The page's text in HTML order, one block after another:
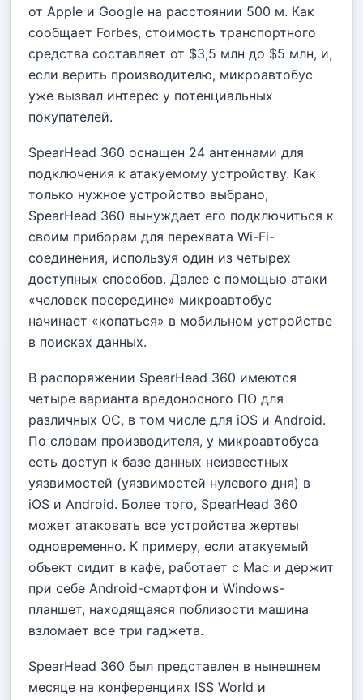
от Apple и Google на расстоянии 500 м. Как
сообщает Forbes, стоимость транспортного
средства составляет от $3,5 млн до $5 млн, и,
если верить производителю, микроавтобус
уже вызвал интерес у потенциальных
покупателей.
SpearHead 360 оснащен 24 антеннами для
подключения к атакуемому устройству. Как
только нужное устройство выбрано,
SpearHead 360 вынуждает его подключиться к
своим приборам для перехвата Wi-Fi-
соединения, используя один из четырех
доступных способов. Далее с помощью атаки
«человек посередине» микроавтобус
начинает «копаться» в мобильном устройстве
в поисках данных.
В распоряжении SpearHead 360 имеются
четыре варианта вредоносного ПО для
различных ОС, в том числе для iOS и Android.
По словам производителя, у микроавтобуса
есть доступ к базе данных неизвестных
уязвимостей (уязвимостей нулевого дня) в
iOS и Android. Более того, SpearHead 360
может атаковать все устройства жертвы
одновременно. К примеру, если атакуемый
объект сидит в кафе, работает с Mac и держит
при себе Android-смартфон и Windows-
планшет, находящаяся поблизости машина
взломает все три гаджета.
SpearHead 360 был представлен в нынешнем
месяце на конференциях ISS World и